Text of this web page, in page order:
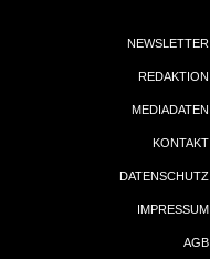
NEWSLETTER
REDAKTION
MEDIADATEN
KONTAKT
DATENSCHUTZ
IMPRESSUM
AGB